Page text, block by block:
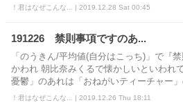
！君はなぜこんな... | 2019.12.28 Sat 00:45
191226 禁則事項ですのあ...
「のうきん/平均値(自分はこっち)」で『
かわれ 朝比奈みくるで懐かしいといわれ
憂鬱」のあれは「おねがいティーチャー」
！君はなぜこんな... | 2019.12.26 Thu 18:11